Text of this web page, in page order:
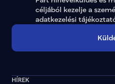
adatkezelési
HÍREK